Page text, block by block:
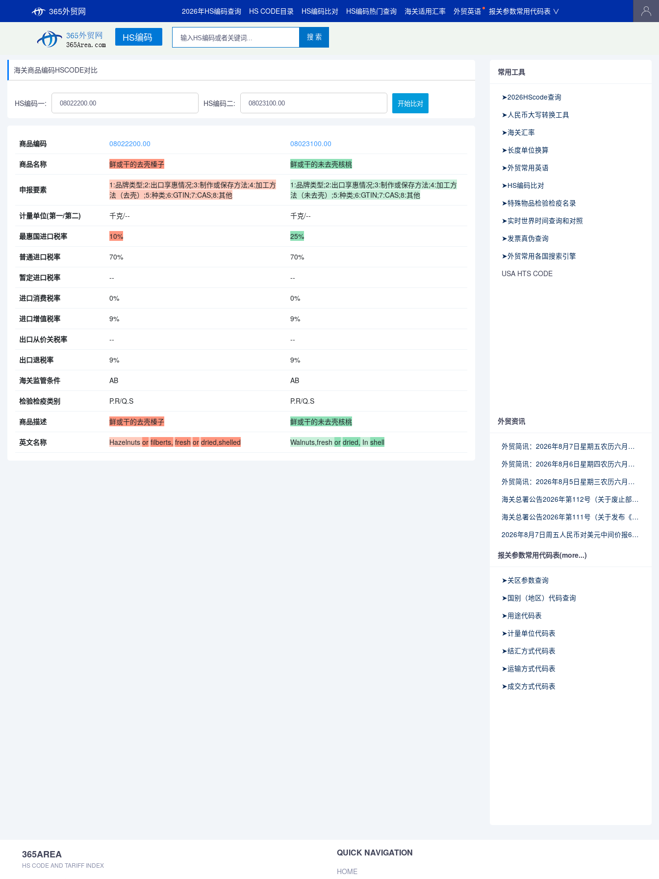
365外贸网 2026年HS编码查询 HS CODE目录 HS编码比对 HS编码热门查询 海关适用汇率 外贸英语 报关参数常用代码表 ∨
HS编码 搜 索
海关商品编码HSCODE对比
HS编码一: HS编码二: 开始比对
商品编码 08022200.00 08023100.00
商品名称 鲜或干的去壳榛子 鲜或干的未去壳核桃
申报要素
1:品牌类型;2:出口享惠情况;3:制作或保存方法;4:加工方
法（去壳）;5:种类;6:GTIN;7:CAS;8:其他
1:品牌类型;2:出口享惠情况;3:制作或保存方法;4:加工方
法（未去壳）;5:种类;6:GTIN;7:CAS;8:其他
计量单位(第一/第二) 千克/-- 千克/--
最惠国进口税率 10% 25%
普通进口税率 70% 70%
暂定进口税率 -- --
进口消费税率 0% 0%
进口增值税率 9% 9%
出口从价关税率 -- --
出口退税率 9% 9%
海关监管条件 AB AB
检验检疫类别 P.R/Q.S P.R/Q.S
商品描述 鲜或干的去壳榛子 鲜或干的未去壳核桃
英文名称 Hazelnuts or filberts, fresh or dried,shelled Walnuts,fresh or dried, In shell
常用工具
➤2026HScode查询
➤人民币大写转换工具
➤海关汇率
➤长度单位换算
➤外贸常用英语
➤HS编码比对
➤特殊物品检验检疫名录
➤实时世界时间查询和对照
➤发票真伪查询
➤外贸常用各国搜索引擎
USA HTS CODE
外贸资讯
外贸简讯：2026年8月7日星期五农历六月廿五
外贸简讯：2026年8月6日星期四农历六月廿四
外贸简讯：2026年8月5日星期三农历六月廿三
海关总署公告2026年第112号（关于废止部分卫生检疫类规范性文件的公告）
海关总署公告2026年第111号（关于发布《进出境动植物检疫处理监督管理工作规定》《进出境卫生处理监督管理工作规定》的公告）
2026年8月7日周五人民币对美元中间价报6.7904调贬9个基点
报关参数常用代码表(more...)
➤关区参数查询
➤国别（地区）代码查询
➤用途代码表
➤计量单位代码表
➤结汇方式代码表
➤运输方式代码表
➤成交方式代码表
365AREA
HS CODE AND TARIFF INDEX
QUICK NAVIGATION
HOME